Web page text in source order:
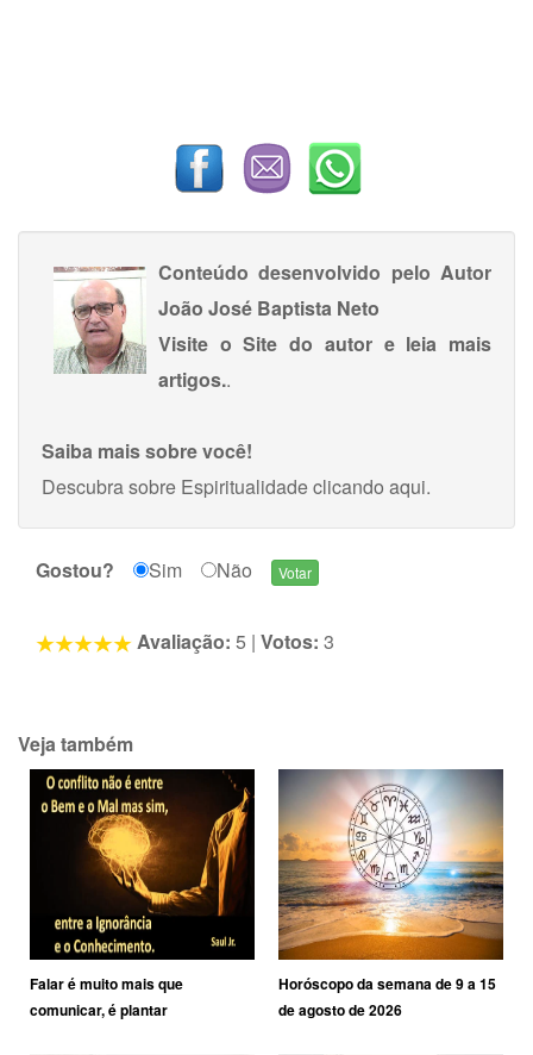
Conteúdo desenvolvido pelo Autor
João José Baptista Neto
Visite o Site do autor e leia mais
artigos..
Saiba mais sobre você!
Descubra sobre Espiritualidadeclicando aqui.
Gostou? Sim Não
Avaliação: 5 | Votos: 3
Veja também
Falar é muito mais que
comunicar, é plantar
Horóscopo da semana de 9 a 15
de agosto de 2026